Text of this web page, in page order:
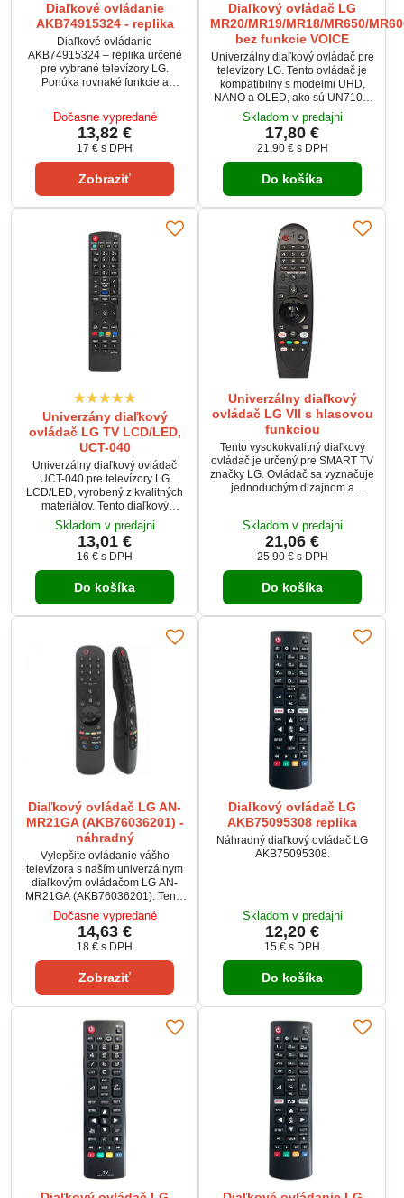
Diaľkové ovládanie
AKB74915324 - replika
Diaľkové ovládanie
AKB74915324 – replika určené
pre vybrané televízory LG.
Ponúka rovnaké funkcie a
Jednoducho vložíte batérie a
ovládač je pripravený na
použitie. Kompatibilitu s vaším
modelom vám radi overíme.
Dočasne vypredané
13,82 €
17 € s DPH
Zobraziť
Diaľkový ovládač LG
MR20/MR19/MR18/MR650/
bez funkcie VOICE
Univerzálny diaľkový ovládač pre
televízory LG. Tento ovládač je
kompatibilný s modelmi UHD,
NANO a OLED, ako sú UN7100,
UN730, NANO79,
OLED55CX6LA, OLED77GX6LA
a ďalšie. Nahrádza pôvodné
ovládače AN-MR20GA a
AKB75855501. Nezahŕňa funkciu
Voice, je ideálnym riešením pre
tých, ktorí potrebujú jednoduché
ovládanie svojho televízora LG.
Stačí vložiť batérie a okamžite sa
pripojí k kompatibilným...
Skladom v predajni
17,80 €
21,90 € s DPH
Do košíka
Univerzány diaľkový
ovládač LG TV LCD/LED,
UCT-040
Univerzálny diaľkový ovládač
UCT-040 pre televízory LG
LCD/LED, vyrobený z kvalitných
materiálov. Tento diaľkový
ovládač je jednoduchý na
používanie a nevyžaduje žiadne
programovanie. Je kompatibilný
s viacerými modelmi ovládačov,
ako AKB73275606,
AKB72914202, AKB73275605 a
Skladom v predajni
13,01 €
16 € s DPH
Do košíka
Univerzálny diaľkový
ovládač LG VII s hlasovou
funkciou
Tento vysokokvalitný diaľkový
ovládač je určený pre SMART TV
značky LG. Ovládač sa vyznačuje
jednoduchým dizajnom a
intuitívne a pohodlné ovládanie
televízora. Jeho špeciálne
navrhnutý tvar zabezpečuje
komfortné držanie v ruke.
Ovládač je kompatibilný s
väčšinou modelov TV značky LG
Skladom v predajni
21,06 €
25,90 € s DPH
Do košíka
Diaľkový ovládač LG AN-
MR21GA (AKB76036201) -
náhradný
Vylepšite ovládanie vášho
televízora s naším univerzálnym
diaľkovým ovládačom LG AN-
MR21GA (AKB76036201). Tento
vysoko kvalitný ovládač je
navrhnutý pre spoluprácu s
vybranými modelmi LCD, OLED
a QNED NANO 4K televízorov
značky LG, poskytujúc intuitívne
a pohodlné ovládanie všetkých
Dočasne vypredané
14,63 €
18 € s DPH
Zobraziť
Diaľkový ovládač LG
AKB75095308 replika
Náhradný diaľkový ovládač LG
AKB75095308.
Skladom v predajni
12,20 €
15 € s DPH
Do košíka